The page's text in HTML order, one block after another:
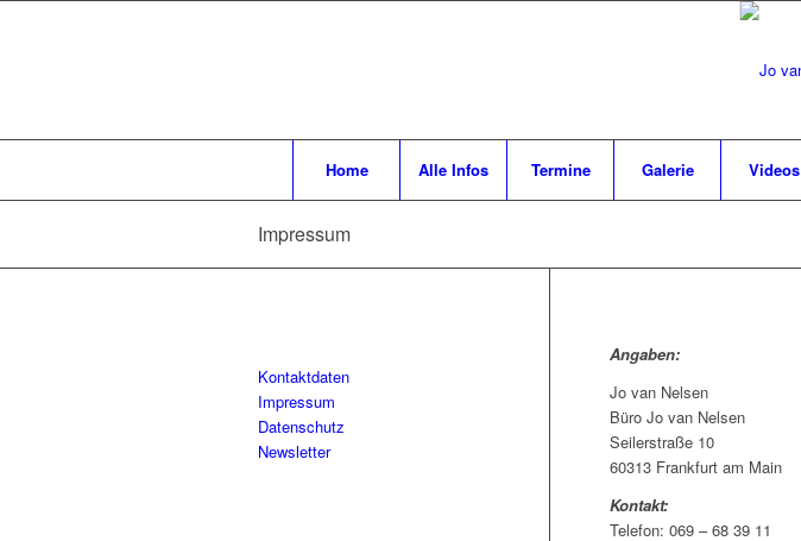
Home Alle Infos Termine Galerie Videos
Impressum
Angaben:
Jo van Nelsen
Büro Jo van Nelsen
Seilerstraße 10
60313 Frankfurt am Main
Kontakt:
Telefon: 069 – 68 39 11
Kontaktdaten
Impressum
Datenschutz
Newsletter